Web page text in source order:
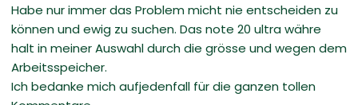
Habe nur immer das Problem micht nie entscheiden zu
können und ewig zu suchen. Das note 20 ultra währe
halt in meiner Auswahl durch die grösse und wegen dem
Arbeitsspeicher.
Ich bedanke mich aufjedenfall für die ganzen tollen